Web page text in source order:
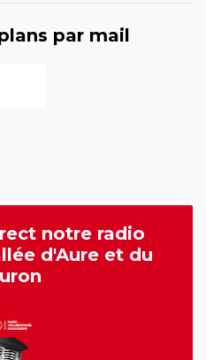
par mail
notre radio
d'Aure et du